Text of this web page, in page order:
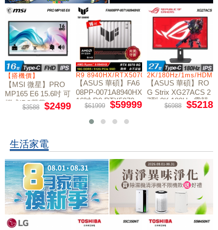
W11
【搭機價】
【MSI 微星】PRO
MP165 E6 15.6吋 可
攜式IPS螢幕
$3588 $2499
R9 8940HX/RTX5070/512GB/16G
【ASUS 華碩】FA6
08PP-0071A8940HX
16吋 R9 RTX5070
電競筆電
$61999 $59999
2K/180Hz/1ms/
【ASUS 華碩】RO
G Strix XG27ACS 2
7型 2K 180Hz 電競
$6988 $5218
生活家電